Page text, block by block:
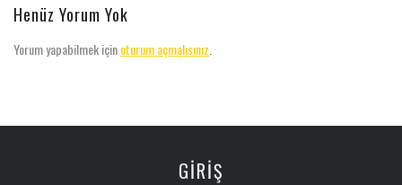
Henüz Yorum Yok
Yorum yapabilmek içinoturum açmalısınız
GİRİŞ